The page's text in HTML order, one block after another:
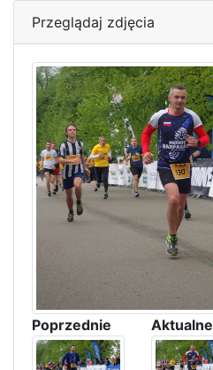
Przeglądaj zdjęcia
Poprzednie Aktualne